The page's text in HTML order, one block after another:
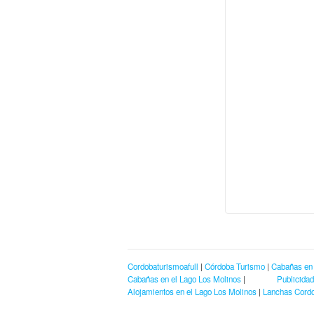
Publicidad
Cordobaturismoafull | Córdoba Turismo | Cabañas
Cabañas en el Lago Los Molinos |
Alojamientos en el Lago Los Molinos | Lanchas